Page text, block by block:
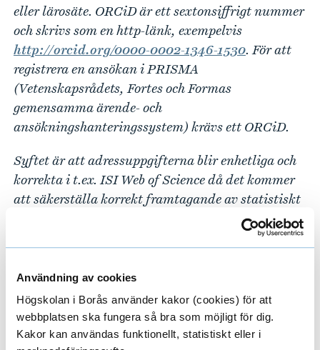
Användning av cookies
Högskolan i Borås använder kakor (cookies) för att
webbplatsen ska fungera så bra som möjligt för dig.
Kakor kan användas funktionellt, statistiskt eller i
eller lärosäte. ORCiD är ett sextonsiffrigt nummer
och skrivs som en http-länk, exempelvis
http://orcid.org/0000-0002-1346-1530. För att
registrera en ansökan i PRISMA
(Vetenskapsrådets, Fortes och Formas
gemensamma ärende- och
ansökningshanteringssystem) krävs ett ORCiD.
Syftet är att adressuppgifterna blir enhetliga och
korrekta i t.ex. ISI Web of Science då det kommer
att säkerställa korrekt framtagande av statistiskt
underlag för forskningsfinansiärer. Används inte
rätt benämning och ordning kan publikationen
SwePub, den nationella forskningsdatabasen för
svenska lärosäten, som också utgör den primära